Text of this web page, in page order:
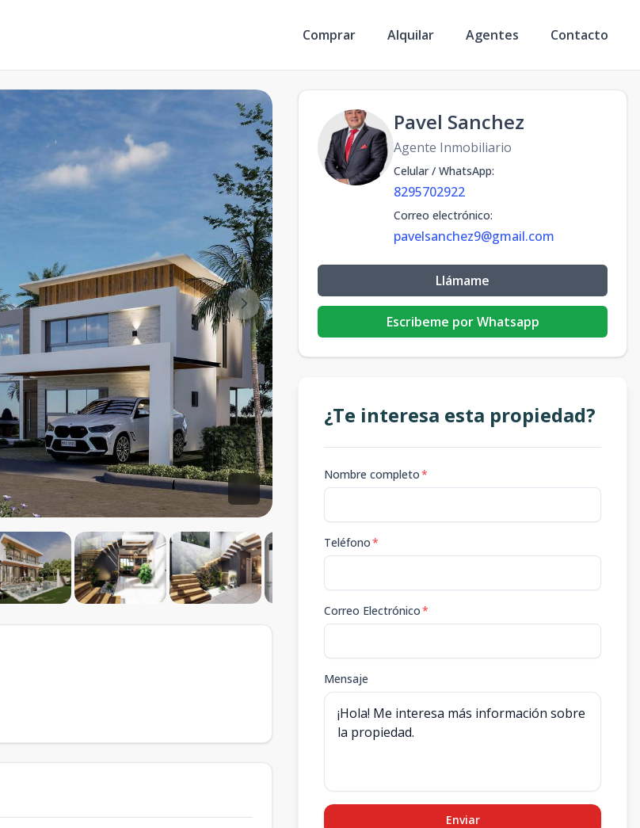
Comprar Alquilar Agentes Contacto
Pavel Sanchez
Agente Inmobiliario
Celular / WhatsApp:
8295702922
Correo electrónico:
pavelsanchez9@gmail.com
Llámame
Escribeme por Whatsapp
¿Te interesa esta propiedad?
Nombre completo*
Teléfono*
Correo Electrónico*
Mensaje
Enviar